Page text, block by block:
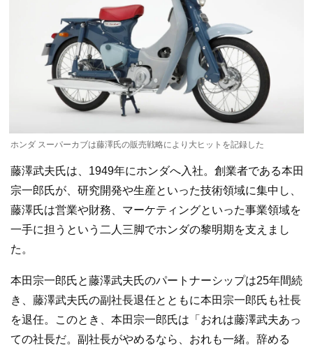
ホンダ スーパーカブは藤澤氏の販売戦略により大ヒットを記録した
藤澤武夫氏は、1949年にホンダへ入社。創業者である本田
宗一郎氏が、研究開発や生産といった技術領域に集中し、
藤澤氏は営業や財務、マーケティングといった事業領域を
一手に担うという二人三脚でホンダの黎明期を支えまし
た。
本田宗一郎氏と藤澤武夫氏のパートナーシップは25年間続
き、藤澤武夫氏の副社長退任とともに本田宗一郎氏も社長
を退任。このとき、本田宗一郎氏は「おれは藤澤武夫あっ
ての社長だ。副社長がやめるなら、おれも一緒。辞める